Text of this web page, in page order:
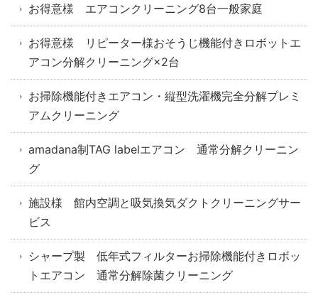
お得意様 エアコンクリーニング8台一般家庭
お得意様 リピーター様おそうじ機能付きロボットエ
アコン分解クリーニング×2台
お掃除機能付きエアコン・縦型洗濯機完全分解プレミ
アムクリーニング
amadana制TAG labelエアコン 通常分解クリーニン
グ
施設様 館内空調と吸気換気ダクトクリーニングサー
ビス
シャープ製 低年式フィルターお掃除機能付きロボッ
トエアコン 通常分解除菌クリーニング